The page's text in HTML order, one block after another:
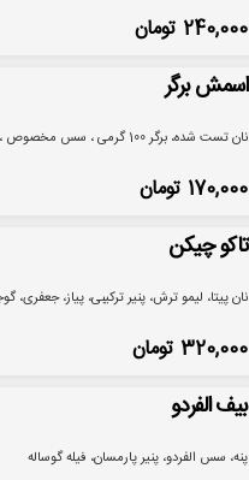
240,000 تومان
اسمش برگر
نان تست شده، برگر 100 گرمی ، سس مخصوص ، پنیر گودا ، پیاز کاراملی
170,000 تومان
تاکو چیکن
نان پیتا، لیمو ترش، پنیر ترکیبی، پیاز، جعفری،
320,000 تومان
بیف الفردو
پنه، سس الفردو، پنیر پارمسان، فیله گوساله